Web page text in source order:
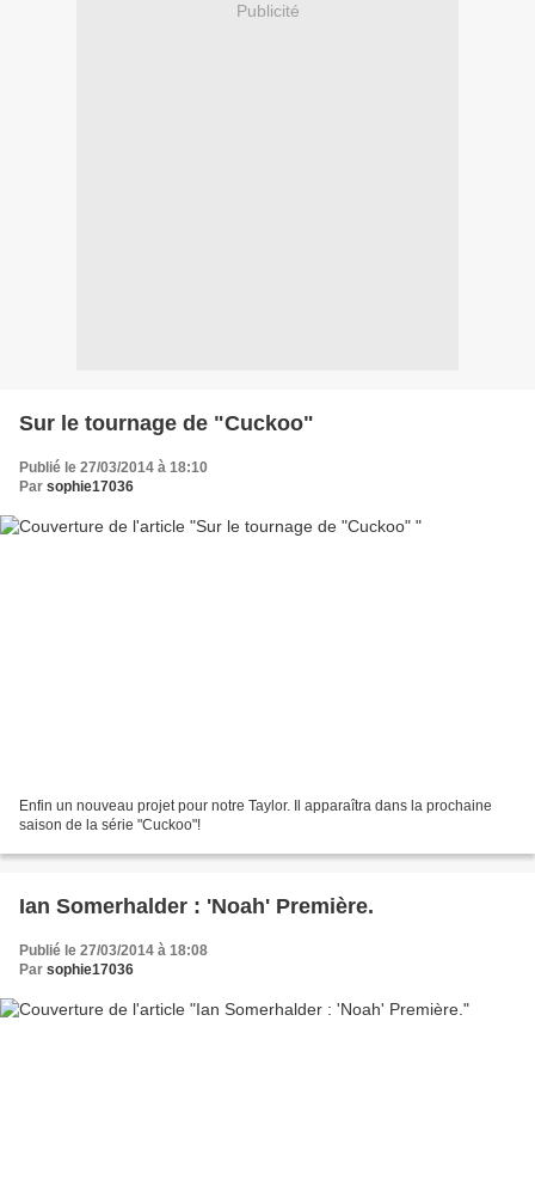
Publicité
Sur le tournage de "Cuckoo"
Publié le 27/03/2014 à 18:10
Par sophie17036
Enfin un nouveau projet pour notre Taylor. Il apparaîtra dans la prochaine
saison de la série "Cuckoo"!
Ian Somerhalder : 'Noah' Première.
Publié le 27/03/2014 à 18:08
Par sophie17036